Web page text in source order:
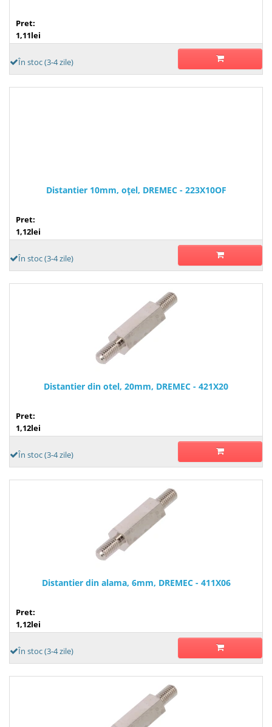
Pret:
1,11lei
În stoc (3-4 zile)
Distantier 10mm, oţel, DREMEC - 223X10OF
Pret:
1,12lei
În stoc (3-4 zile)
Distantier din otel, 20mm, DREMEC - 421X20
Pret:
1,12lei
În stoc (3-4 zile)
Distantier din alama, 6mm, DREMEC - 411X06
Pret:
1,12lei
În stoc (3-4 zile)